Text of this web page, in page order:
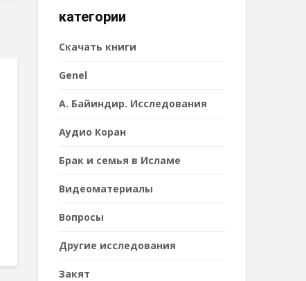
категории
Cкачать книги
Genel
А. Байиндир. Исследования
Аудио Коран
Брак и семья в Исламе
Видеоматериалы
Вопросы
Другие исследования
Закят